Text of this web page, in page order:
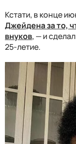
Кстати, в конце
Джейдена за то,
внуков, — и
25-летие.